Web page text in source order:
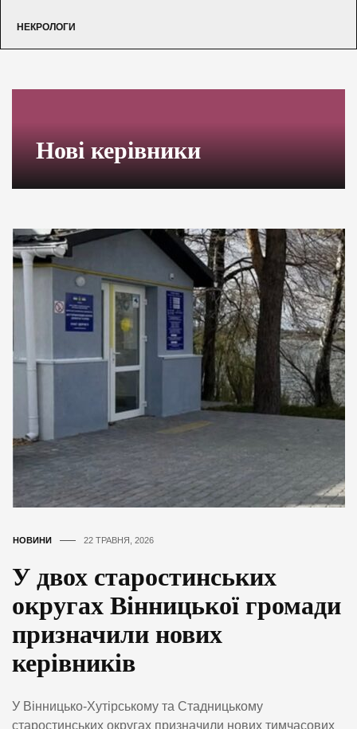
НЕКРОЛОГИ
Нові керівники
НОВИНИ 22 ТРАВНЯ, 2026
У двох старостинських
округах Вінницької громади
призначили нових
керівників
У Вінницько-Хутірському та Стадницькому
старостинських округах призначили нових тимчасових